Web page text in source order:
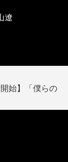
遼
始】「僕らの